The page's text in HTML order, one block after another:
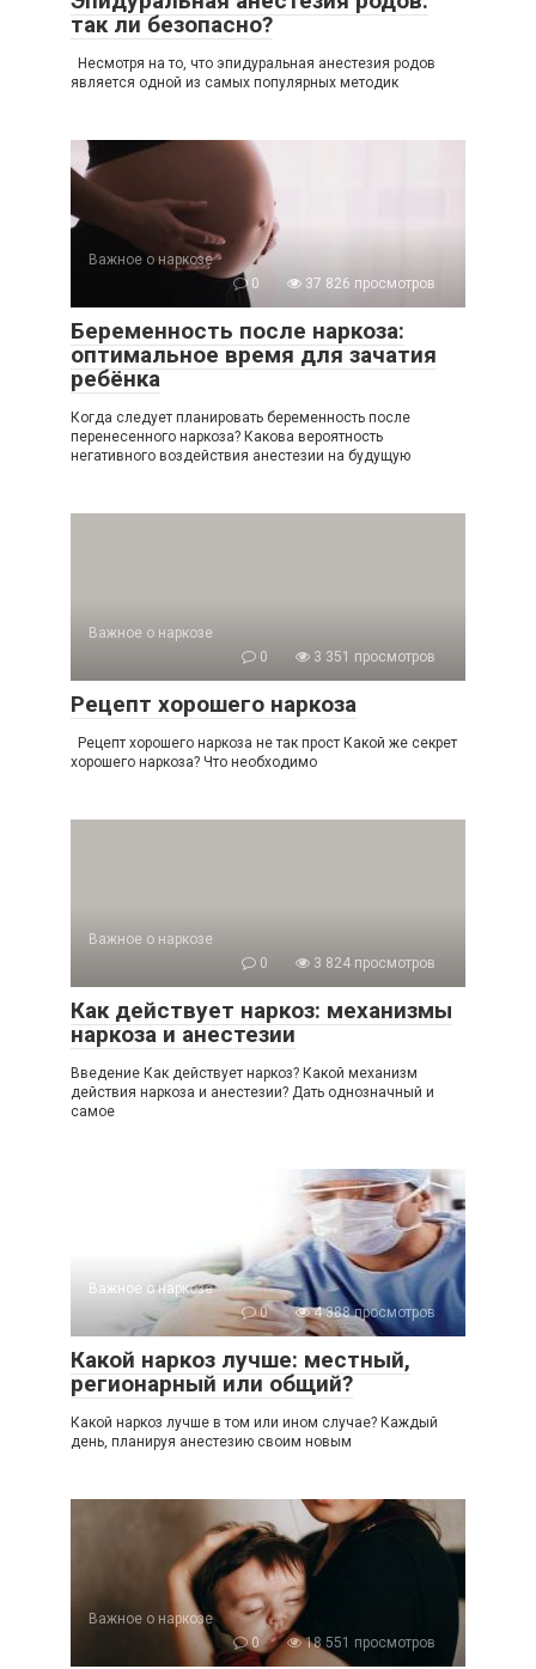
так ли безопасно?
Несмотря на то, что эпидуральная анестезия родов
является одной из самых популярных методик
Важное о наркозе
0
37 826 просмотров
Беременность после наркоза:
оптимальное время для зачатия
ребёнка
Когда следует планировать беременность после
перенесенного наркоза? Какова вероятность
негативного воздействия анестезии на будущую
Важное о наркозе
0
3 351 просмотров
Рецепт хорошего наркоза
Рецепт хорошего наркоза не так прост Какой же секрет
хорошего наркоза? Что необходимо
Важное о наркозе
0
3 824 просмотров
Как действует наркоз: механизмы
наркоза и анестезии
Введение Как действует наркоз? Какой механизм
действия наркоза и анестезии? Дать однозначный и
самое
Важное о наркозе
0
4 388 просмотров
Какой наркоз лучше: местный,
регионарный или общий?
Какой наркоз лучше в том или ином случае? Каждый
день, планируя анестезию своим новым
Важное о наркозе
0
18 551 просмотров